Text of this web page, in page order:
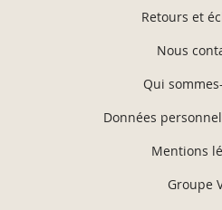
Retours et
Nous
Qui
Données
Mentions
Groupe